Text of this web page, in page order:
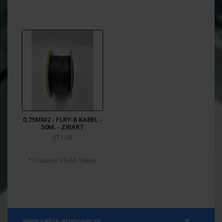
0,75MM2 - FLRY-B KABEL -
50M. - ZWART
€21,98
* Stukprijs: €0,44 / Meter